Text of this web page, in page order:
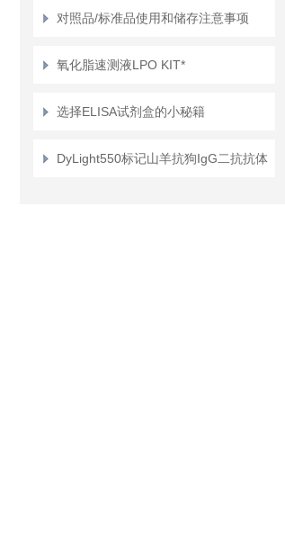
对照品/标准品使用和储存注意事项
氧化脂速测液LPO KIT*
选择ELISA试剂盒的小秘籍
DyLight550标记山羊抗狗IgG二抗抗体